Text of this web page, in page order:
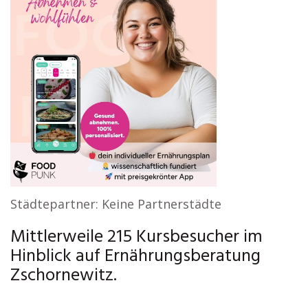
Städtepartner: Keine Partnerstädte
Mittlerweile 215 Kursbesucher im
Hinblick auf Ernährungsberatung
Zschornewitz.